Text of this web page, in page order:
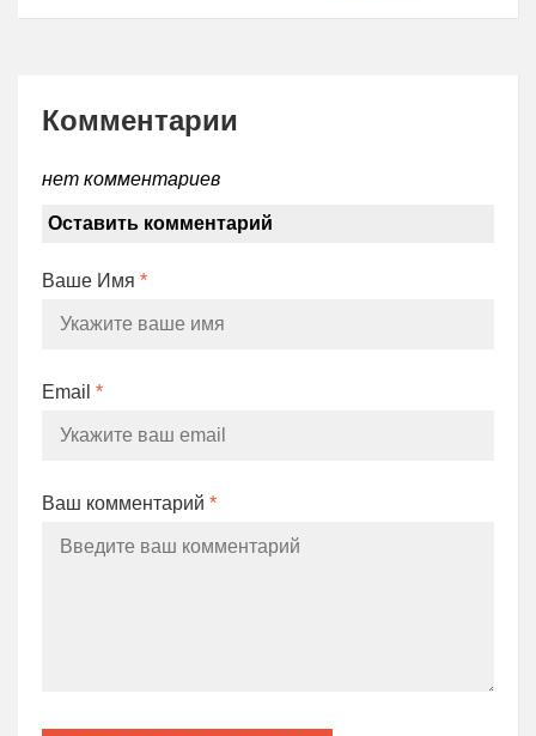
Комментарии
нет комментариев
Оставить комментарий
Ваше Имя *
Email *
Ваш комментарий *